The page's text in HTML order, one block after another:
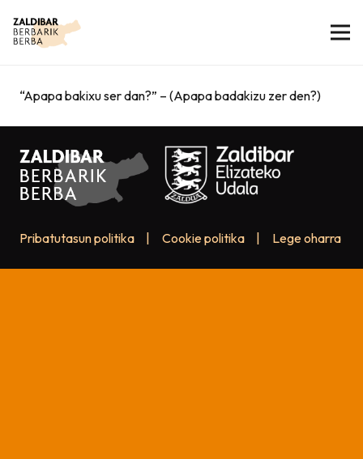
“Apapa bakixu ser dan?” – (Apapa badakizu zer den?)
Pribatutasun politika Cookie politika Lege oharra